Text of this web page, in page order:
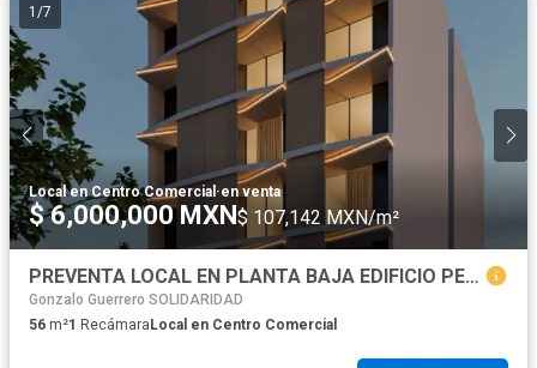
1 /7
Local en Centro Comercial ·en venta
$ 6,000,000 MXN $ 107,142 MXN/m²
PREVENTA LOCAL EN PLANTA BAJA EDIFICIO PETRUS, PLAYA DEL CARMEN, QROO.
Gonzalo Guerrero SOLIDARIDAD
56 m²1 Recámara Local en Centro Comercial